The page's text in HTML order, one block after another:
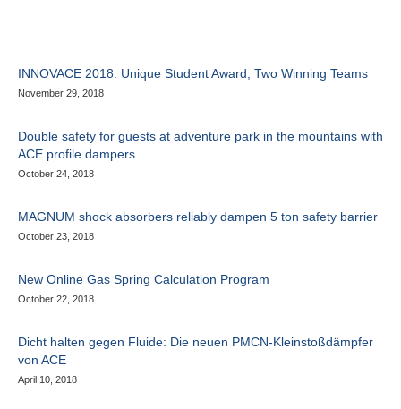
INNOVACE 2018: Unique Student Award, Two Winning Teams
November 29, 2018
Double safety for guests at adventure park in the mountains with
ACE profile dampers
October 24, 2018
MAGNUM shock absorbers reliably dampen 5 ton safety barrier
October 23, 2018
New Online Gas Spring Calculation Program
October 22, 2018
Dicht halten gegen Fluide: Die neuen PMCN-Kleinstoßdämpfer
von ACE
April 10, 2018